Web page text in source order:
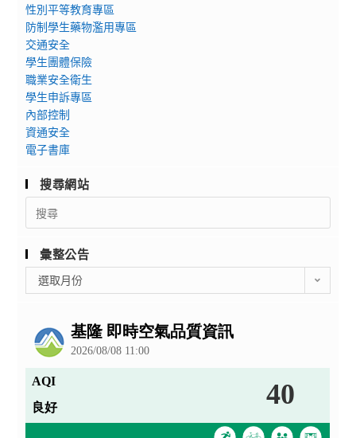
性別平等教育專區
防制學生藥物濫用專區
交通安全
學生團體保險
職業安全衛生
學生申訴專區
內部控制
資通安全
電子書庫
搜尋網站
Search
for:
彙整公告
整
選取月份